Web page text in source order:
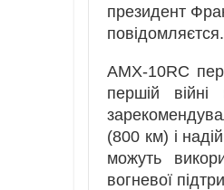
президент
повідомляєтся.
AMX-10RC
першій
(800 км) і
можуть
вогневої